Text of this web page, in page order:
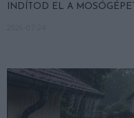
INDÍTOD EL A MOSÓGÉPET